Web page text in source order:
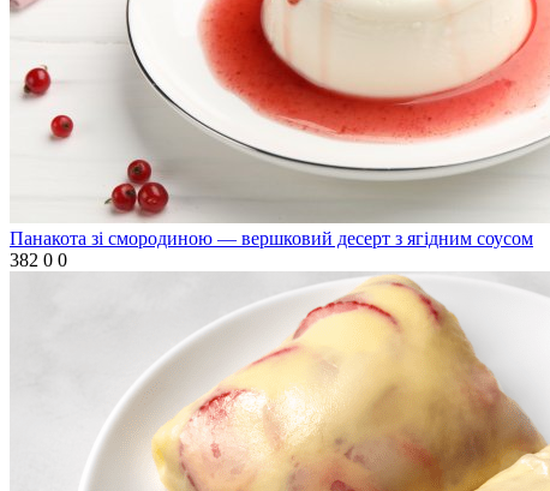
Панакота зі смородиною — вершковий десерт з ягідним соусом
382 0 0